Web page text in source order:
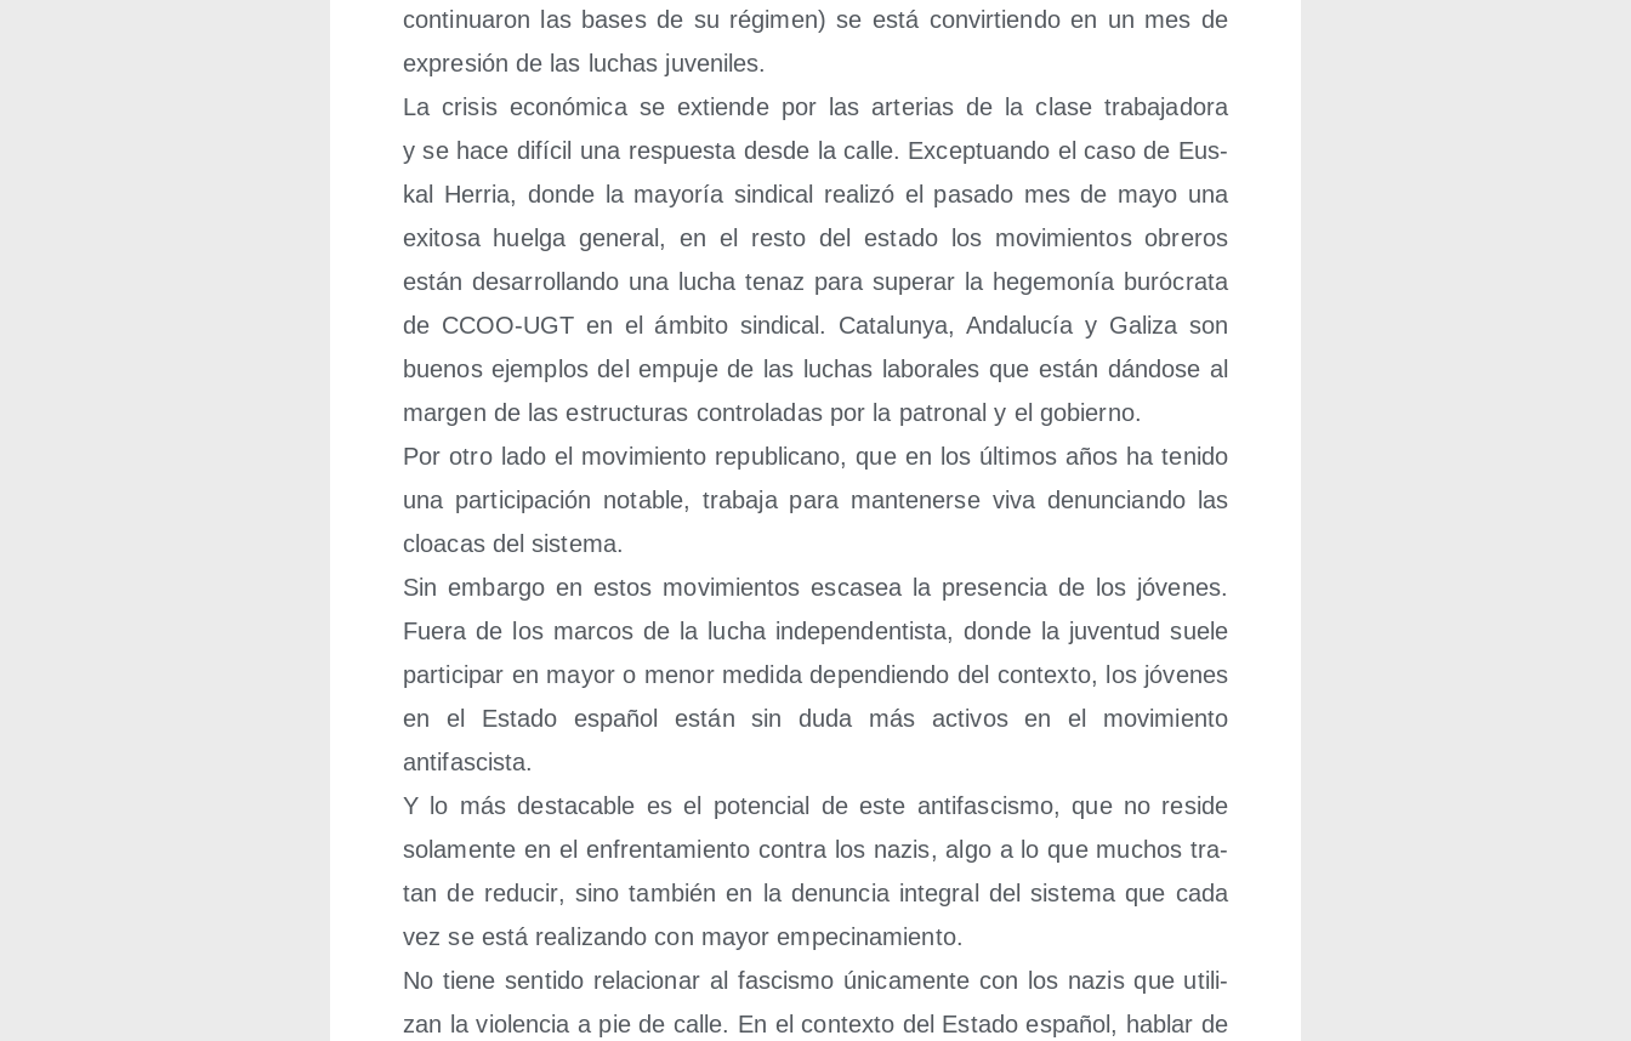
con­ti­nua­ron las bases de su régi­men) se está con­vir­tien­do en un mes de
expre­sión de las luchas juveniles.
La cri­sis eco­nó­mi­ca se extien­de por las arte­rias de la cla­se tra­ba­ja­do­ra
y se hace difí­cil una res­pues­ta des­de la calle. Excep­tuan­do el caso de Eus­
kal Herria, don­de la mayo­ría sin­di­cal reali­zó el pasa­do mes de mayo una
exi­to­sa huel­ga gene­ral, en el res­to del esta­do los movi­mien­tos obre­ros
están desa­rro­llan­do una lucha tenaz para supe­rar la hege­mo­nía buró­cra­ta
de CCOO-UGT en el ámbi­to sin­di­cal. Cata­lun­ya, Anda­lu­cía y Gali­za son
bue­nos ejem­plos del empu­je de las luchas labo­ra­les que están dán­do­se al
mar­gen de las estruc­tu­ras con­tro­la­das por la patro­nal y el gobierno.
Por otro lado el movi­mien­to repu­bli­cano, que en los últi­mos años ha teni­do
una par­ti­ci­pa­ción nota­ble, tra­ba­ja para man­te­ner­se viva denun­cian­do las
cloa­cas del sistema.
Sin embar­go en estos movi­mien­tos esca­sea la pre­sen­cia de los jóve­nes.
Fue­ra de los mar­cos de la lucha inde­pen­den­tis­ta, don­de la juven­tud sue­le
par­ti­ci­par en mayor o menor medi­da depen­dien­do del con­tex­to, los jóve­nes
en el Esta­do espa­ñol están sin duda más acti­vos en el movi­mien­to
antifascista.
Y lo más des­ta­ca­ble es el poten­cial de este anti­fas­cis­mo, que no resi­de
sola­men­te en el enfren­ta­mien­to con­tra los nazis, algo a lo que muchos tra­
tan de redu­cir, sino tam­bién en la denun­cia inte­gral del sis­te­ma que cada
vez se está rea­li­zan­do con mayor empecinamiento.
No tie­ne sen­ti­do rela­cio­nar al fas­cis­mo úni­ca­men­te con los nazis que uti­li­
zan la vio­len­cia a pie de calle. En el con­tex­to del Esta­do espa­ñol, hablar de